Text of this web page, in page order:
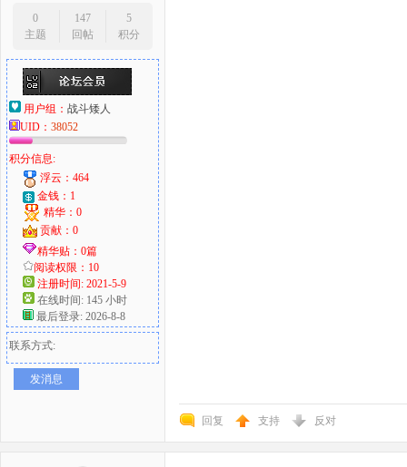
0
主题
147
回帖
5
积分
用户组： 战斗矮人
UID： 38052
积分信息:
浮云：464
金钱：1
精华：0
贡献：0
精华贴：0篇
阅读权限：10
注册时间: 2021-5-9
在线时间: 145 小时
最后登录: 2026-8-8
联系方式:
发消息
回复 支持 反对